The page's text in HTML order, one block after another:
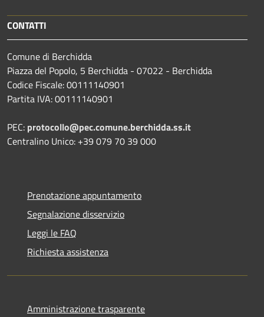
CONTATTI
Comune di Berchidda
Piazza del Popolo, 5 Berchidda - 07022 - Berchidda
Codice Fiscale: 00111140901
Partita IVA: 00111140901
PEC: protocollo@pec.comune.berchidda.ss.it
Centralino Unico: +39 079 70 39 000
Prenotazione appuntamento
Segnalazione disservizio
Leggi le FAQ
Richiesta assistenza
Amministrazione trasparente